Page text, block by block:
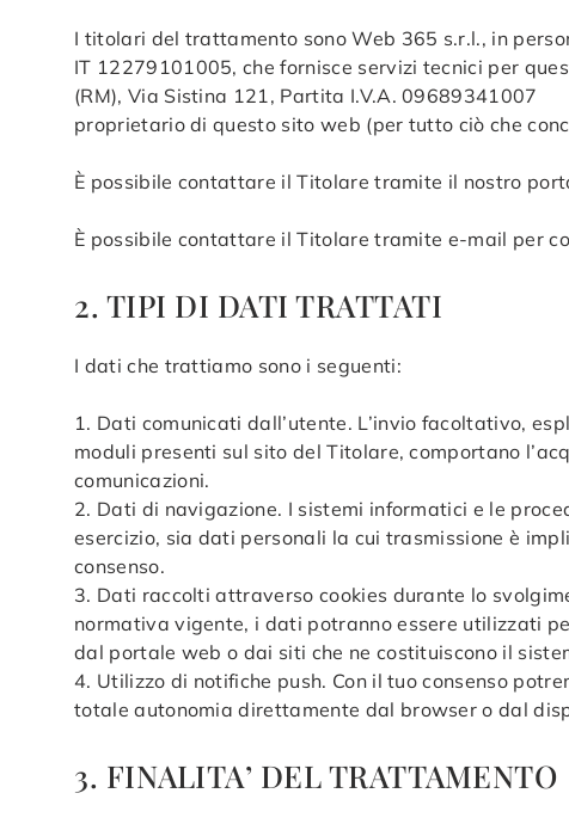
I titolari del trattamento sono Web 365 s.r.l., in
IT 12279101005, che fornisce servizi tecnici per
(RM), Via Sistina 121, Partita I.V.A. 09689341007
proprietario di questo sito web (per tutto ciò che
È possibile contattare il Titolare tramite il nostro
È possibile contattare il Titolare tramite e-mail per
2. TIPI DI DATI TRATTATI
I dati che trattiamo sono i seguenti:
1. Dati comunicati dall’utente. L’invio facoltativo,
moduli presenti sul sito del Titolare, comportano
comunicazioni.
2. Dati di navigazione. I sistemi informatici e le
esercizio, sia dati personali la cui trasmissione è
consenso.
3. Dati raccolti attraverso cookies durante lo
normativa vigente, i dati potranno essere utilizzati
dal portale web o dai siti che ne costituiscono il
4. Utilizzo di notifiche push. Con il tuo consenso
totale autonomia direttamente dal browser o dal
3. FINALITA’ DEL TRATTAMENTO